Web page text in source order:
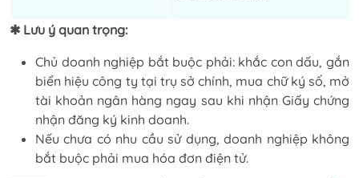
✱ Lưu ý quan trọng:
Chủ doanh nghiệp bắt buộc phải: khắc con dấu, gắn
biển hiệu công ty tại trụ sở chính, mua chữ ký số, mở
tài khoản ngân hàng ngay sau khi nhận Giấy chứng
nhận đăng ký kinh doanh.
Nếu chưa có nhu cầu sử dụng, doanh nghiệp không
bắt buộc phải mua hóa đơn điện tử.